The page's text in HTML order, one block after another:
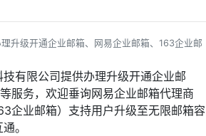
升级开通企业邮箱、网易企业邮箱、163企业邮
有限公司提供办理升级开通企业邮
服务，欢迎垂询网易企业邮箱代理商
企业邮箱）支持用户升级至无限邮箱容
。